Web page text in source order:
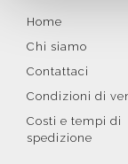
Home
Chi siamo
Contattaci
Condizioni di
Costi e tempi di
spedizione